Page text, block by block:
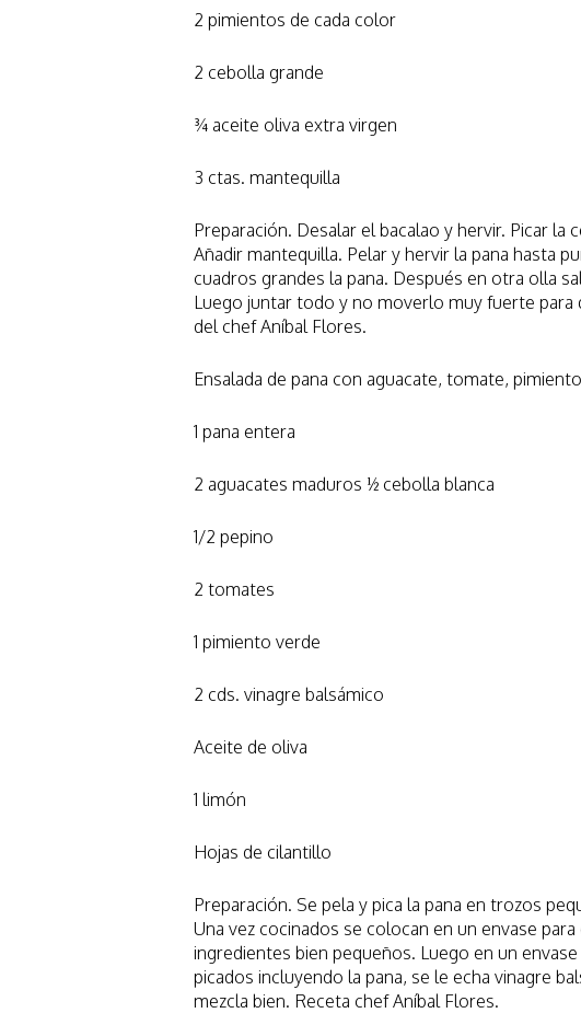
2 pimientos de cada color
2 cebolla grande
¾ aceite oliva extra virgen
3 ctas. mantequilla
Preparación. Desalar el bacalao y hervir. Picar la
Añadir mantequilla. Pelar y hervir la pana hasta
cuadros grandes la pana. Después en otra olla
Luego juntar todo y no moverlo muy fuerte para
del chef Aníbal Flores.
Ensalada de pana con aguacate, tomate,
1 pana entera
2 aguacates maduros ½ cebolla blanca
1/2 pepino
2 tomates
1 pimiento verde
2 cds. vinagre balsámico
Aceite de oliva
1 limón
Hojas de cilantillo
Preparación. Se pela y pica la pana en trozos
Una vez cocinados se colocan en un envase
ingredientes bien pequeños. Luego en un
picados incluyendo la pana, se le echa vinagre
mezcla bien. Receta chef Aníbal Flores.